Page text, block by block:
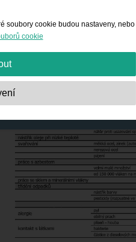
soubory cookie budou nastaveny, nebo
cookie
nezbytné pro základní funkce, jako je
informace o počtu návštěv, zdrojích
se ke zlepšení výkonu. Všechny
stránkám poskytovat pokročilé
Jde například o volbu velikosti písma
k zobrazování reklam, které jsou pro
osobní údaje, ale vycházejí z historie